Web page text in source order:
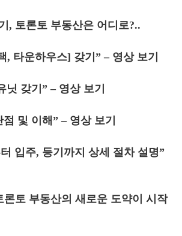
, 토론토 부동산은 어디로?..
, 타운하우스] 갖기” – 영상 보기
닛 갖기” – 영상 보기
및 이해” – 영상 보기
입주, 등기까지 상세 절차 설명”
론토 부동산의 새로운 도약이 시작